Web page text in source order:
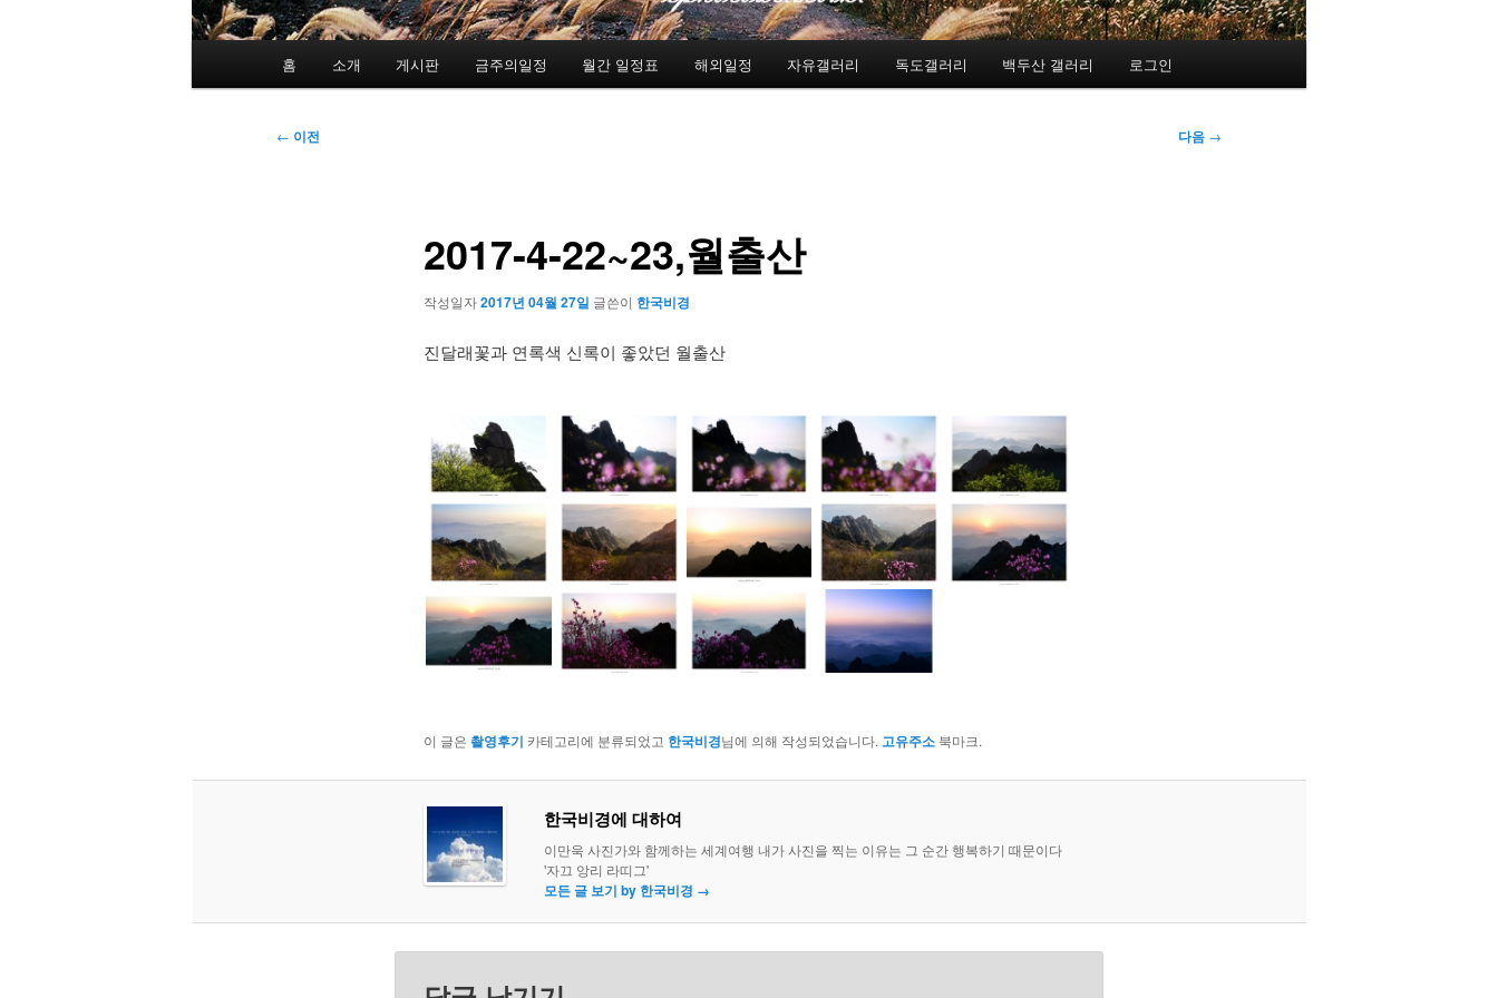
홈 소개 게시판 금주의일정 월간 일정표 해외일정 자유갤러리 독도갤러리 백두산 갤러리 로그인
글
← 이전 다음 →
2017-4-22~23,월출산
작성일자2017년 04월 27일 글쓴이 한국비경
진달래꽃과 연록색 신록이 좋았던 월출산
이 글은 촬영후기 카테고리에 분류되었고 한국비경님에 의해 작성되었습니다. 고유주소북마크.
한국비경에 대하여
이만욱 사진가와 함께하는 세계여행 내가 사진을 찍는 이유는 그 순간 행복하기 때문이다
'자끄 앙리 라띠그'
모든 글 보기 by 한국비경 →